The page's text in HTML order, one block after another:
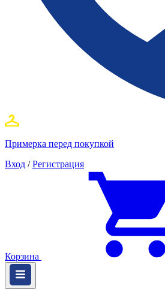
Примерка перед покупкой
Вход / Регистрация
Корзина